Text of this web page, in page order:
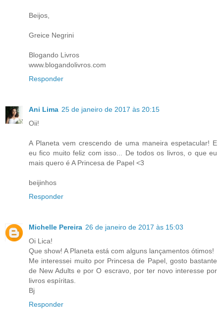
Beijos,
Greice Negrini
Blogando Livros
www.blogandolivros.com
Responder
Ani Lima 25 de janeiro de 2017 às 20:15
Oii!
A Planeta vem crescendo de uma maneira espetacular! E
eu fico muito feliz com isso... De todos os livros, o que eu
mais quero é A Princesa de Papel <3
beijinhos
Responder
Michelle Pereira 26 de janeiro de 2017 às 15:03
Oi Lica!
Que show! A Planeta está com alguns lançamentos ótimos!
Me interessei muito por Princesa de Papel, gosto bastante
de New Adults e por O escravo, por ter novo interesse por
livros espíritas.
Bj
Responder